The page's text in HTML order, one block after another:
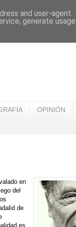
OPINIÓN
en
del
de
es
and user-agent
generate usage